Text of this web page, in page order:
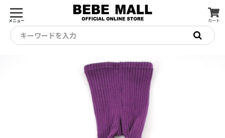
メニュー カート
キーワードを入力